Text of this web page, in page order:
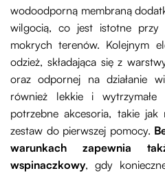
wodoodporną membraną
wilgocią, co jest istotne przy
mokrych terenów. Kolejnym
odzież, składająca się z
oraz odpornej na działanie
również lekkie i wytrzymałe
potrzebne akcesoria, takie
zestaw do pierwszej pomocy.
warunkach zapewnia
wspinaczkowy, gdy